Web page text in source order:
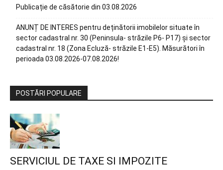
Publicație de căsătorie din 03.08.2026
ANUNȚ DE INTERES pentru deținătorii imobilelor situate în
sector cadastral nr. 30 (Peninsula- străzile P6- P17) și sector
cadastral nr. 18 (Zona Ecluză- străzile E1-E5). Măsurători în
perioada 03.08.2026-07.08.2026!
POSTĂRI POPULARE
SERVICIUL DE TAXE SI IMPOZITE